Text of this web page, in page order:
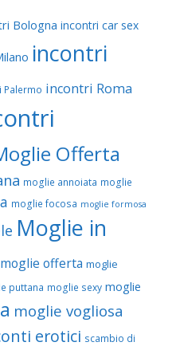
Bologna incontri car sex
incontri
Palermo incontri Roma
Offerta
moglie annoiata moglie
moglie focosa moglie formosa
Moglie in
moglie offerta moglie
puttana moglie sexy moglie
moglie vogliosa
erotici scambio di